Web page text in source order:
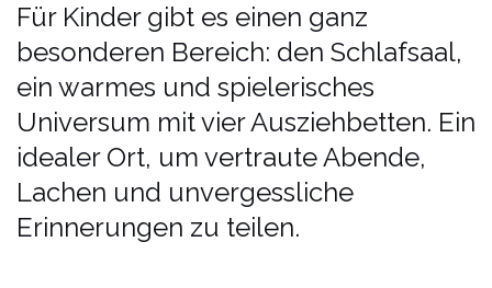
Für Kinder gibt es einen ganz
besonderen Bereich: den Schlafsaal,
ein warmes und spielerisches
Universum mit vier Ausziehbetten. Ein
idealer Ort, um vertraute Abende,
Lachen und unvergessliche
Erinnerungen zu teilen.